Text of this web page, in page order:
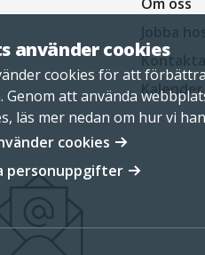
använder cookies
cookies för att förbättra
Genom att använda
läs mer nedan om hur vi
cookies
personuppgifter
Kontakta
Kalender